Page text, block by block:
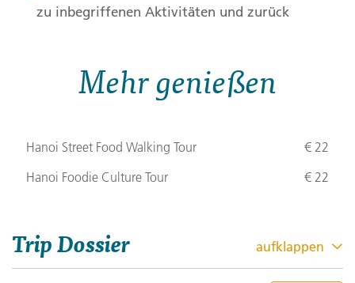
zu inbegriffenen Aktivitäten und zurück
Mehr genießen
Hanoi Street Food Walking Tour
€ 22
Hanoi Foodie Culture Tour
€ 22
Trip Dossier aufklappen